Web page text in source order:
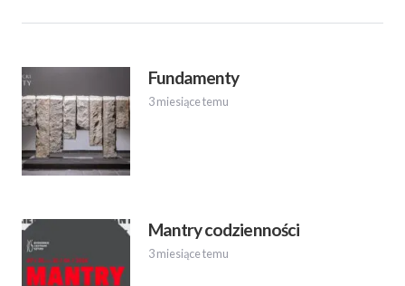
Fundamenty
3 miesiące temu
Mantry codzienności
3 miesiące temu